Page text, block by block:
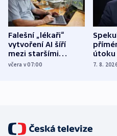
Falešní „lékaři“
vytvoření AI šíří
mezi staršími
Poláky nebezpečné
včera v 07:00
útoku
míní
7. 8.